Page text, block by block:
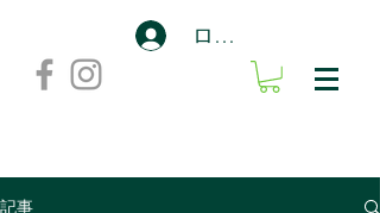
ログイン
記事